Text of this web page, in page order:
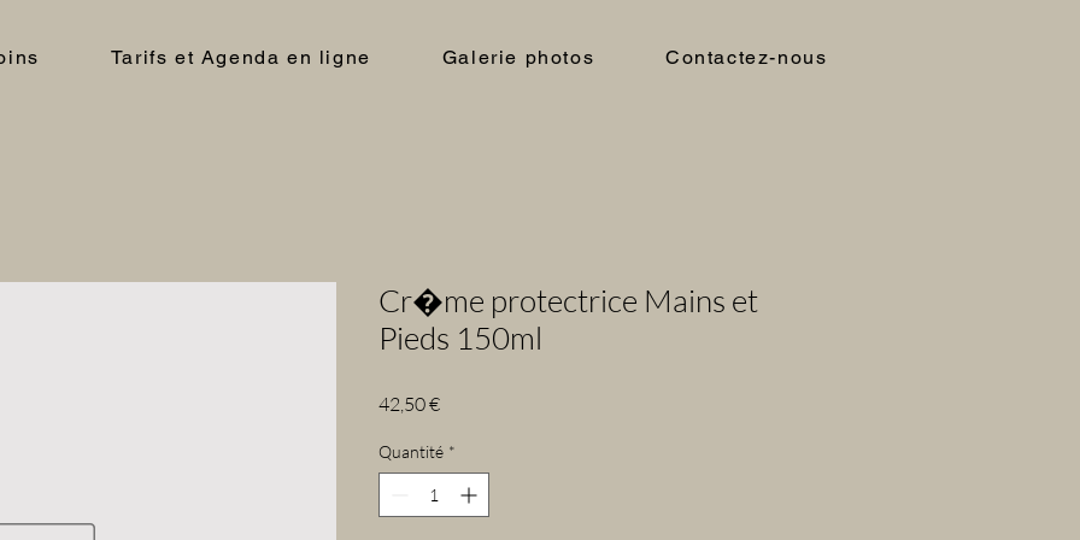
Tarifs et Agenda en ligne Galerie photos Contactez-nous
Cr�me protectrice Mains et
Pieds 150ml
42,50 €Prix
Quantité *